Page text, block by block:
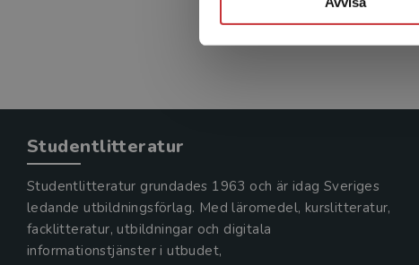
Studentlitteratur
Studentlitteratur grundades 1963 och är idag Sveriges
ledande utbildningsförlag. Med läromedel, kurslitteratur,
facklitteratur, utbildningar och digitala
informationstjänster i utbudet,